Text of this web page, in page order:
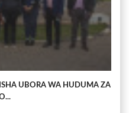
UBORA WA HUDUMA ZA